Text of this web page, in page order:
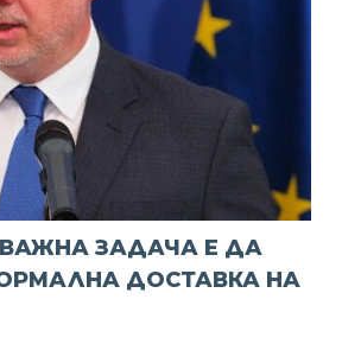
ЗАДАЧА Е ДА
ДОСТАВКА НА